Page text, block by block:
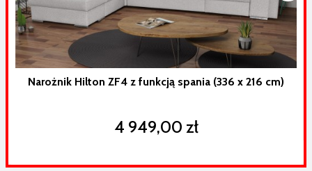
Narożnik Hilton ZF4 z funkcją spania (336 x 216 cm)
4 949,00 zł